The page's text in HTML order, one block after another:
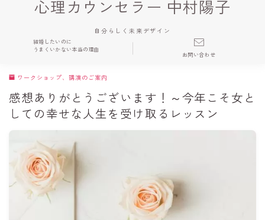
心理カウンセラー 中村陽子
自分らしく未来デザイン
結婚したいのに
うまくいかない本当の理由
お問い合わせ
ワークショップ、講演のご案内
感想ありがとうございます！～今年こそ女と
しての幸せな人生を受け取るレッスン